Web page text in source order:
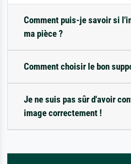
Comment puis-je savoir si
ma pièce ?
Comment choisir le bon
Je ne suis pas sûr d'avoir
image correctement !